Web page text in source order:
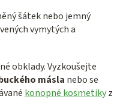
šátek nebo jemný
vymytých a
obklady. Vyzkoušejte
másla nebo se
konopné kosmetikyz